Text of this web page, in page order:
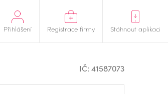
Přihlášení Registrace firmy Stáhnout aplikaci
IČ: 41587073